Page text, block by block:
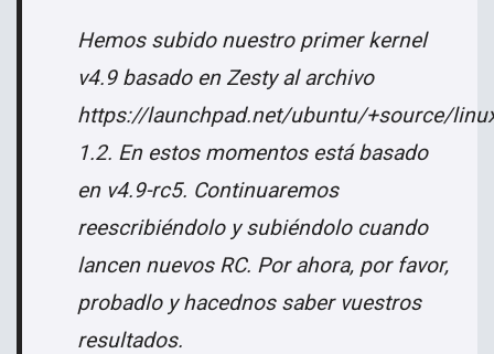
Hemos subido nuestro primer kernel
v4.9 basado en Zesty al archivo
https://launchpad.net/ubuntu/+source/
1.2. En estos momentos está basado
en v4.9-rc5. Continuaremos
reescribiéndolo y subiéndolo cuando
lancen nuevos RC. Por ahora, por favor,
probadlo y hacednos saber vuestros
resultados.